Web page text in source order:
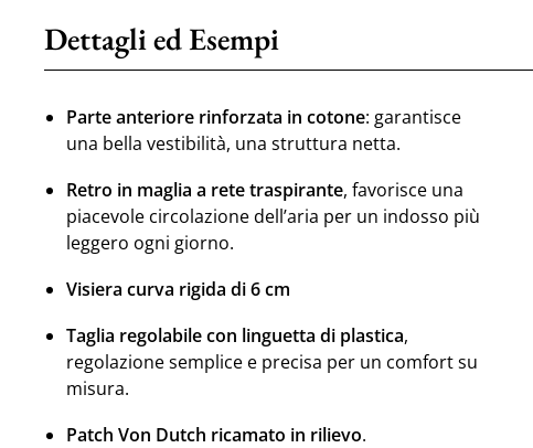
Dettagli ed Esempi
Parte anteriore rinforzata in cotone: garantisce
una bella vestibilità, una struttura netta.
Retro in maglia a rete traspirante, favorisce una
piacevole circolazione dell’aria per un indosso più
leggero ogni giorno.
Visiera curva rigida di 6 cm
Taglia regolabile con linguetta di plastica,
regolazione semplice e precisa per un comfort su
misura.
Patch Von Dutch ricamato in rilievo.